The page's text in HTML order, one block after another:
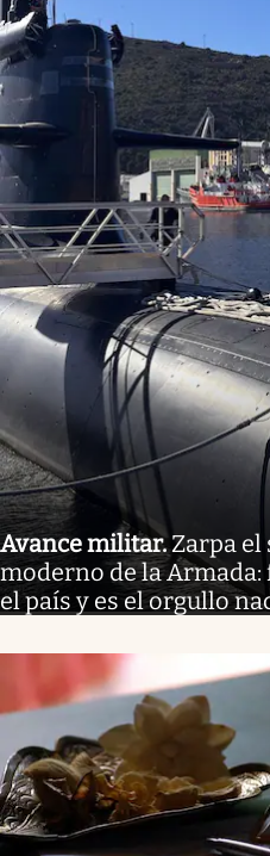
Avance militar.Zarpa
moderno de la
el país y es el orgullo